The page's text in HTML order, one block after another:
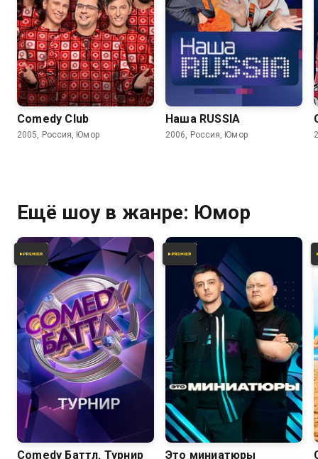
Comedy Club
2005, Россия, Юмор
6.2 6.2
Наша RUSSIA
2006, Россия, Юмор
Ещё шоу в жанре: Юмор
Comedy Баттл. Турнир
6.6
Это миниатюры